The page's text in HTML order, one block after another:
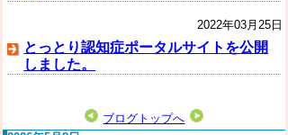
2022年03月25日
とっとり認知症ポータルサイトを公開
しました。
ブログトップへ